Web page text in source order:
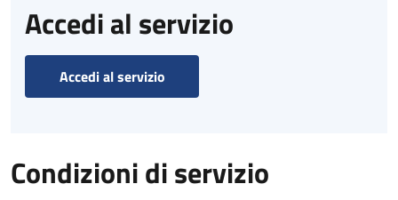
Accedi al servizio
Accedi al servizio
Condizioni di servizio